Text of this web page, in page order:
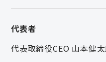
代表者
代表取締役CEO 山本健